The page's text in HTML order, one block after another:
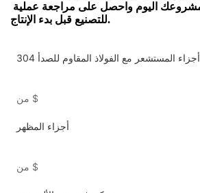
للتصنيع قبل بدء الإنتاج.
أجزاء المستشعر مع الفولاذ المقاوم للصدأ 304
$
أجزاء المظهر
$